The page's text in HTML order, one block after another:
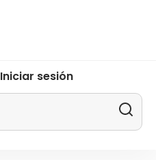
Iniciar sesión